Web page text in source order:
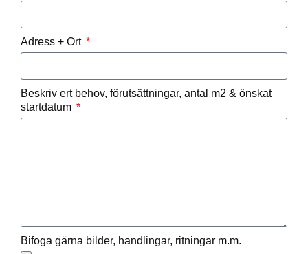
Adress + Ort
Beskriv ert behov, förutsättningar, antal m2 & önskat
startdatum
Bifoga gärna bilder, handlingar, ritningar m.m.